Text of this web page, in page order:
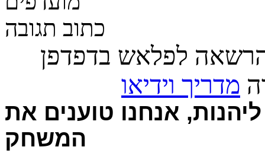
כתוב תגובה
לפלאש בדפדפן
מדריך וידיאו
אנחנו טוענים את
המשחק